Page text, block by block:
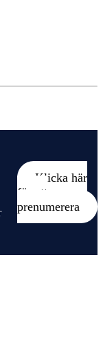
Klicka här
för att
prenumerera